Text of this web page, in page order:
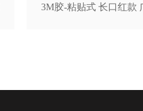
3M胶-粘贴式 长口红款